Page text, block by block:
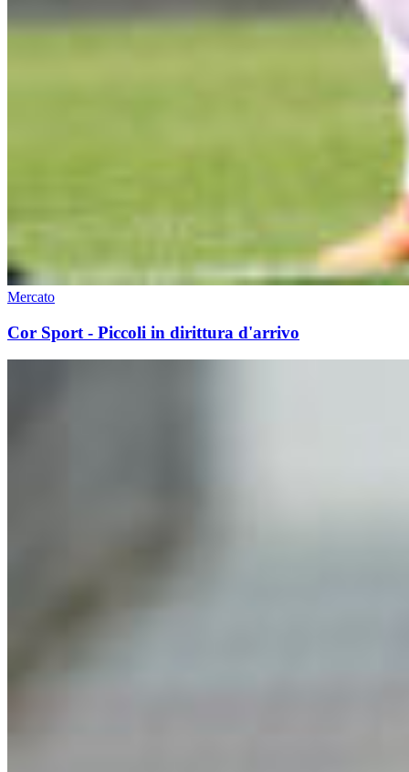
Mercato
Cor Sport - Piccoli in dirittura d'arrivo